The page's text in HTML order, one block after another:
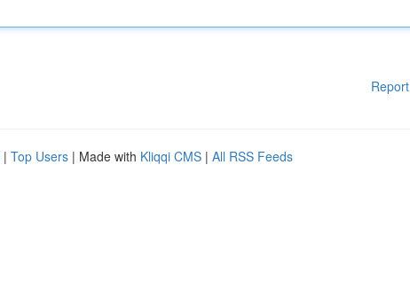
| Top Users | Made with Kliqqi CMS | All RSS Feeds